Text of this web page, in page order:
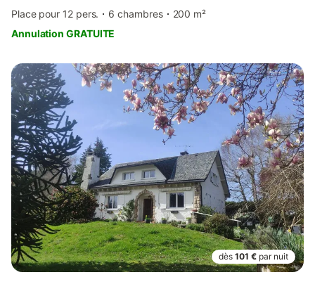
Place pour 12 pers.
6 chambres
200 m²
Annulation GRATUITE
dès 101 € par nuit